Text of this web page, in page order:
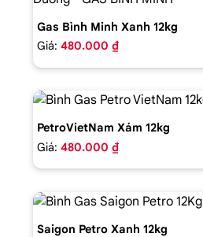
Gas Bình Minh Xanh 12kg
Giá: 480.000 ₫
PetroVietNam Xám 12kg
Giá: 480.000 ₫
Saigon Petro Xanh 12kg